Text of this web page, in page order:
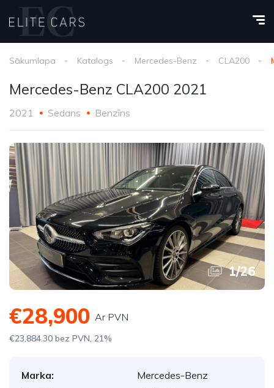
Sākumlapa Katalogs Mercedes-Benz CLA200
Mercedes-Benz CLA200 2021
2021 Sedans Benzīns
1/26
€28,900 Ar PVN
€23,884.30 bez PVN, 21%
Marka:
Mercedes-Benz